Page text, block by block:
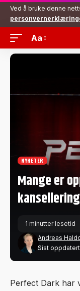
Ved å bruke denne
Aa
NYHETER
Mange er
Sist
Andreas
1 minutter lesetid
Perfect Dark har